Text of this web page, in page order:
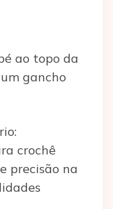
ao topo da
gancho
crochê
precisão na